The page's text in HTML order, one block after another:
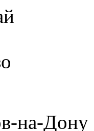
на-Дону